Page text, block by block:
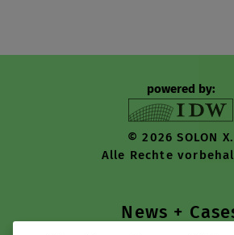
News +
powered by:
© 2026 SOLON X.
Alle Rechte